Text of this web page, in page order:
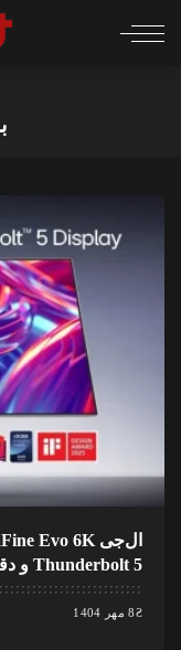
Thunderbolt 5 و دقت رنگ حرفه‌ای
8 مهر 1404